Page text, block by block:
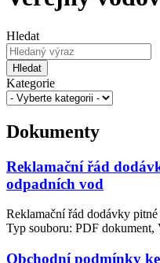
Hledat
Hledat
Kategorie
Dokumenty
Reklamační řád
odpadních vod
Reklamační řád dodávky
Typ souboru: PDF dokument,
Obchodní podmínky